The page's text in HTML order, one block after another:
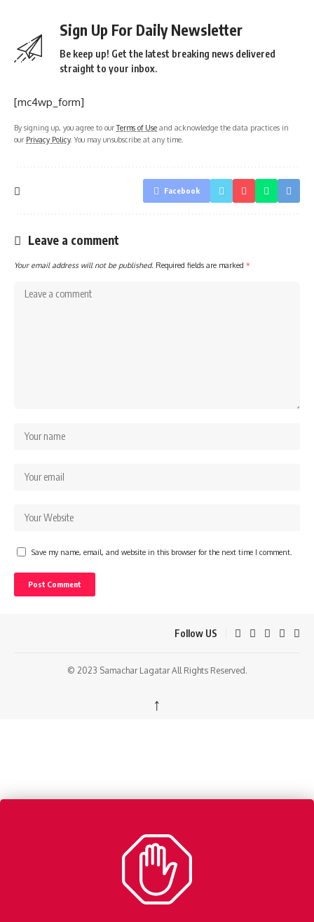
Sign Up For Daily Newsletter
Be keep up! Get the latest breaking news delivered
straight to your inbox.
[mc4wp_form]
By signing up, you agree to ourTerms of Use and acknowledge the data practices in
our Privacy Policy. You may unsubscribe at any time.
Facebook
Leave a comment
Your email address will not be published. Required fields are marked *
Save my name, email, and website in this browser for the next time I comment.
Follow US
© 2023 Samachar Lagatar All Rights Reserved.
↑